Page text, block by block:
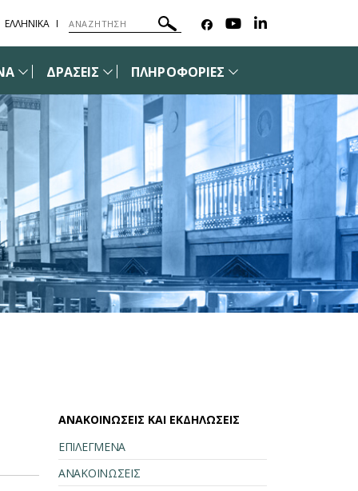
ΕΛΛΗΝΙΚΑ
ΔΡΑΣΕΙΣ ΠΛΗΡΟΦΟΡΙΕΣ
ΑΝΑΚΟΙΝΩΣΕΙΣ ΚΑΙ ΕΚΔΗΛΩΣΕΙΣ
ΕΠΙΛΕΓΜΕΝΑ
ΑΝΑΚΟΙΝΩΣΕΙΣ